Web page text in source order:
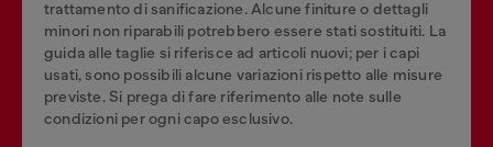
trattamento di sanificazione. Alcune finiture o dettagli
minori non riparabili potrebbero essere stati sostituiti. La
guida alle taglie si riferisce ad articoli nuovi; per i capi
usati, sono possibili alcune variazioni rispetto alle misure
previste. Si prega di fare riferimento alle note sulle
condizioni per ogni capo esclusivo.